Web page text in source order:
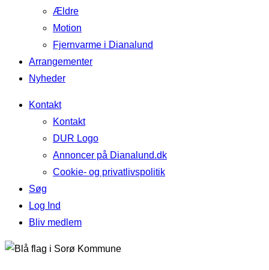
Ældre
Motion
Fjernvarme i Dianalund
Arrangementer
Nyheder
Kontakt
Kontakt
DUR Logo
Annoncer på Dianalund.dk
Cookie- og privatlivspolitik
Søg
Log Ind
Bliv medlem